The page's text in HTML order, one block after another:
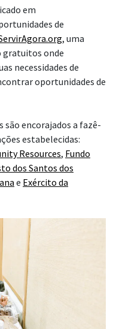
em
de
, uma
gratuitos onde
necessidades de
oportunidades de
são encorajados a fazê-
estabelecidas:
Resources, Fundo
dos Santos dos
e Exército da